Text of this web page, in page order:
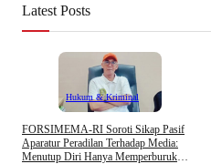
Latest Posts
Hukum & Kriminal
​FORSIMEMA-RI Soroti Sikap Pasif
Aparatur Peradilan Terhadap Media:
Menutup Diri Hanya Memperburuk